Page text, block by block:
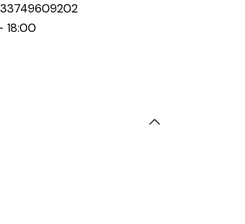
18:00